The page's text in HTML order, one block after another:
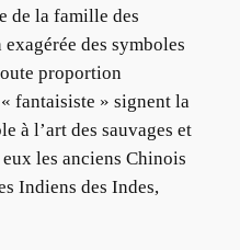
de la famille des
des symboles
proportion
fantaisiste » signent la
à l’art des sauvages et
les anciens Chinois
Indiens des Indes,